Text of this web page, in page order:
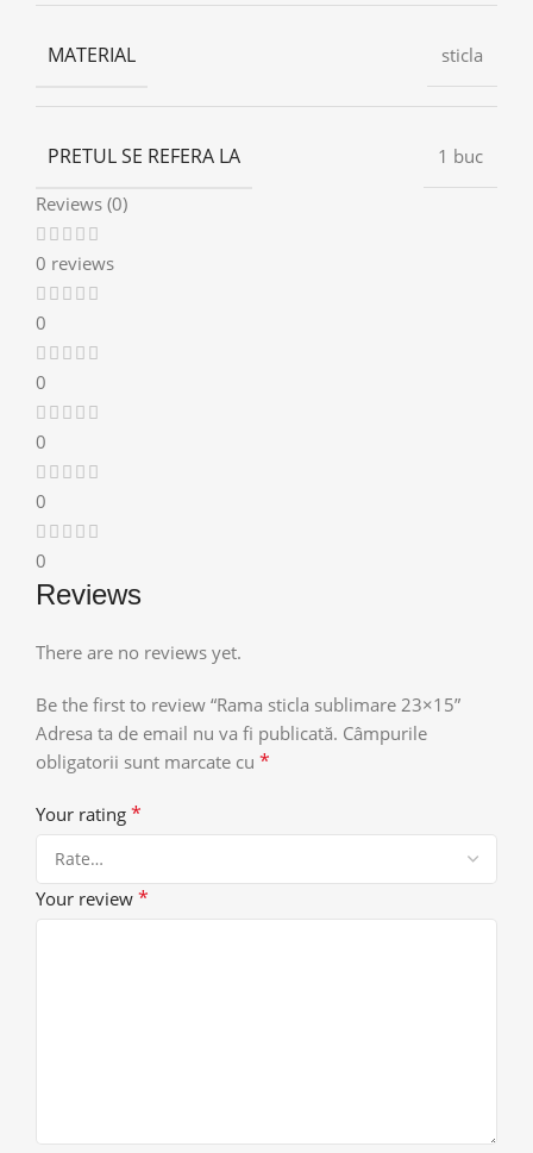
MATERIAL sticla
PRETUL SE REFERA LA
1 buc
Reviews (0)
0 reviews
0
0
0
0
0
Reviews
There are no reviews yet.
Be the first to review “Rama sticla sublimare 23×15”
Adresa ta de email nu va fi publicată. Câmpurile
obligatorii sunt marcate cu *
Your rating *
Your review *